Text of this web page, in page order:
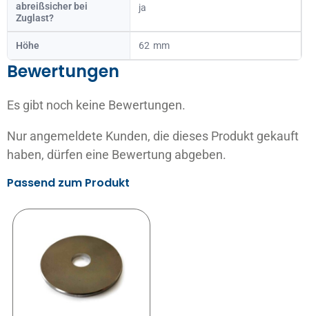
abreißsicher bei
Zuglast?
ja
Höhe 62
Bewertungen
Es gibt noch keine Bewertungen.
Nur angemeldete Kunden, die dieses Produkt gekauft
haben, dürfen eine Bewertung abgeben.
Passend zum Produkt